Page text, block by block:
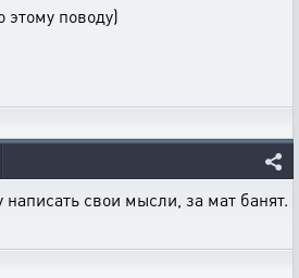
поводу)
свои мысли, за мат банят.